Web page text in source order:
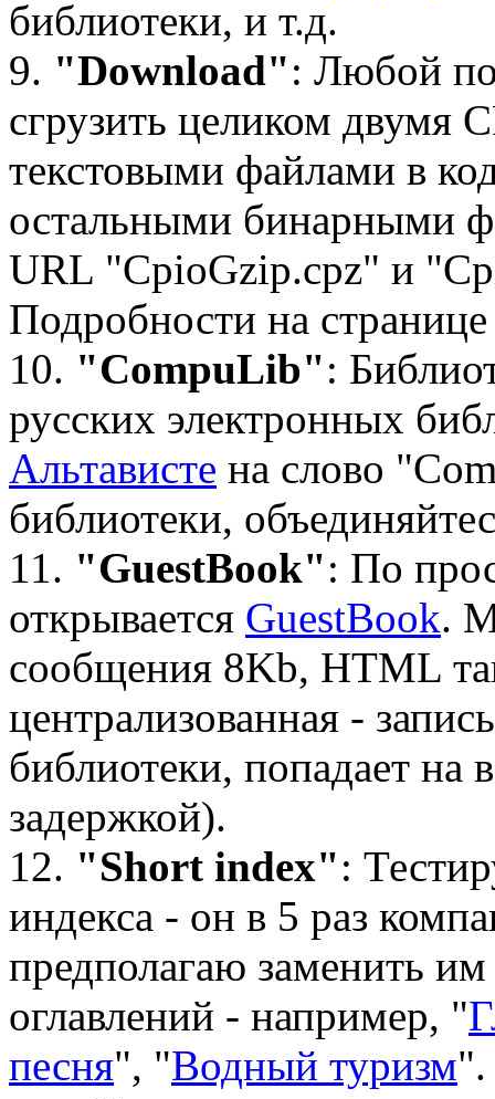
библиотеки, и т.д.
9. "Download": Любой
сгрузить целиком двумя
текстовыми файлами в
остальными бинарными
URL "CpioGzip.cpz" и
Подробности на
10. "CompuLib":
русских электронных
Альтависте на слово
библиотеки,
11. "GuestBook": По
открывается GuestBook.
сообщения 8Kb, HTML
централизованная -
библиотеки, попадает на
задержкой).
12. "Short index":
индекса - он в 5 раз
предполагаю заменить
оглавлений - например, "
песня", "Водный туризм".